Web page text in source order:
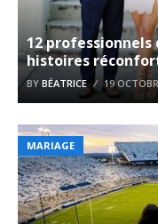
12
histoires
BY BÉATRICE 19
MARIAGE